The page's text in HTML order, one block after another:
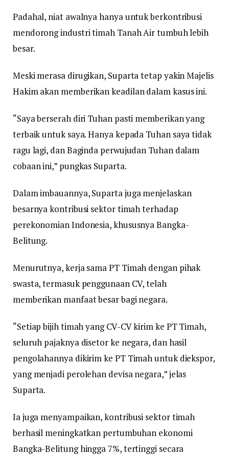
Padahal, niat awalnya hanya untuk berkontribusi
mendorong industri timah Tanah Air tumbuh lebih
besar.
Meski merasa dirugikan, Suparta tetap yakin Majelis
Hakim akan memberikan keadilan dalam kasus ini.
“Saya berserah diri Tuhan pasti memberikan yang
terbaik untuk saya. Hanya kepada Tuhan saya tidak
ragu lagi, dan Baginda perwujudan Tuhan dalam
cobaan ini,” pungkas Suparta.
Dalam imbauannya, Suparta juga menjelaskan
besarnya kontribusi sektor timah terhadap
perekonomian Indonesia, khususnya Bangka-
Belitung.
Menurutnya, kerja sama PT Timah dengan pihak
swasta, termasuk penggunaan CV, telah
memberikan manfaat besar bagi negara.
“Setiap bijih timah yang CV-CV kirim ke PT Timah,
seluruh pajaknya disetor ke negara, dan hasil
pengolahannya dikirim ke PT Timah untuk diekspor,
yang menjadi perolehan devisa negara,” jelas
Suparta.
Ia juga menyampaikan, kontribusi sektor timah
berhasil meningkatkan pertumbuhan ekonomi
Bangka-Belitung hingga 7%, tertinggi secara